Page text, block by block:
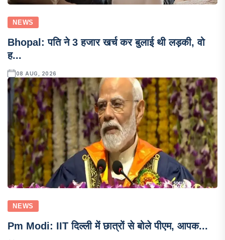
NEWS
Bhopal: पति ने 3 हजार खर्च कर बुलाई थी लड़की, वो
ह...
08 AUG, 2026
NEWS
Pm Modi: IIT दिल्ली में छात्रों से बोले पीएम, आपक...